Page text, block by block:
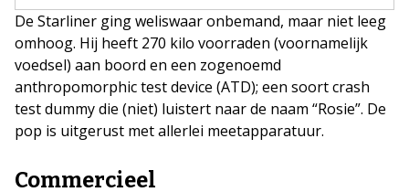
De Starliner ging weliswaar onbemand, maar niet leeg
omhoog. Hij heeft 270 kilo voorraden (voornamelijk
voedsel) aan boord en een zogenoemd
anthropomorphic test device (ATD); een soort crash
test dummy die (niet) luistert naar de naam “Rosie”. De
pop is uitgerust met allerlei meetapparatuur.
Commercieel